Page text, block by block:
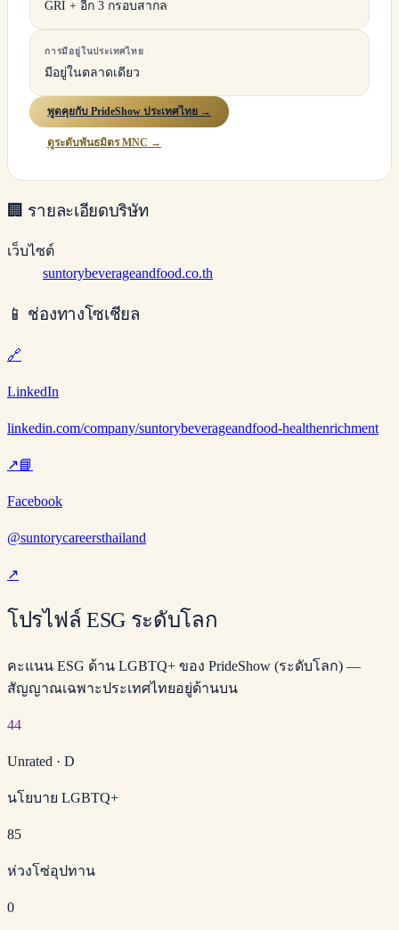
GRI + อีก 3 กรอบสากล
การมีอยู่ในประเทศไทย
มีอยู่ในตลาดเดียว
พูดคุยกับ PrideShow ประเทศไทย →
ดูระดับพันธมิตร MNC →
🏢 รายละเอียดบริษัท
เว็บไซต์
suntorybeverageandfood.co.th
📱 ช่องทางโซเชียล
🔗
LinkedIn
linkedin.com/company/suntorybeverageandfood-healthenrichment
↗📘
Facebook
@suntorycareersthailand
↗
โปรไฟล์ ESG ระดับโลก
คะแนน ESG ด้าน LGBTQ+ ของ PrideShow (ระดับโลก) —
สัญญาณเฉพาะประเทศไทยอยู่ด้านบน
44
Unrated · D
นโยบาย LGBTQ+
85
ห่วงโซ่อุปทาน
0